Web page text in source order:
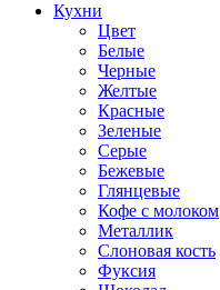
Кухни
Цвет
Белые
Черные
Желтые
Красные
Зеленые
Серые
Бежевые
Глянцевые
Кофе с молоком
Металлик
Слоновая кость
Фуксия